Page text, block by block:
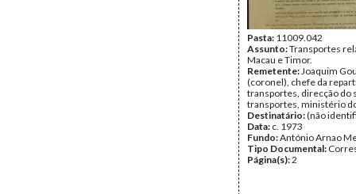
Pasta: 11009.042
Assunto:Transportes
Macau e Timor.
Remetente:Joaquim
(coronel), chefe da
transportes, direcção do
transportes, ministério
Destinatário:(não
Data: c. 1973
Fundo:António Arnao
Tipo Documental:
Página(s):2